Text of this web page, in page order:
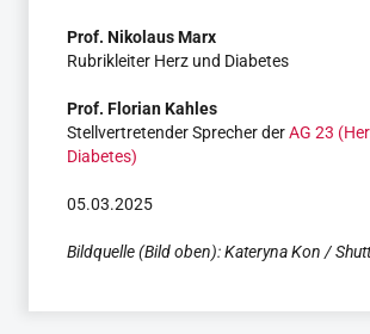
Prof. Nikolaus Marx
Rubrikleiter Herz und Diabetes
Prof. Florian Kahles
Stellvertretender Sprecher derAG 23
Diabetes)
05.03.2025
Bildquelle (Bild oben): Kateryna Kon /